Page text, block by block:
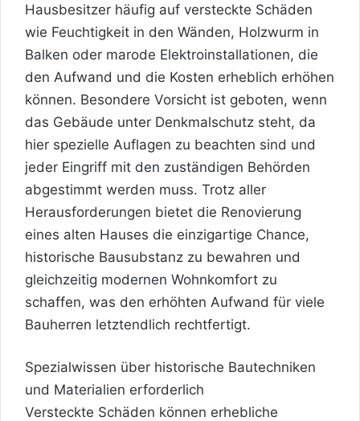
Hausbesitzer häufig auf versteckte Schäden
wie Feuchtigkeit in den Wänden, Holzwurm in
Balken oder marode Elektroinstallationen, die
den Aufwand und die Kosten erheblich erhöhen
können. Besondere Vorsicht ist geboten, wenn
das Gebäude unter Denkmalschutz steht, da
hier spezielle Auflagen zu beachten sind und
jeder Eingriff mit den zuständigen Behörden
abgestimmt werden muss. Trotz aller
Herausforderungen bietet die Renovierung
eines alten Hauses die einzigartige Chance,
historische Bausubstanz zu bewahren und
gleichzeitig modernen Wohnkomfort zu
schaffen, was den erhöhten Aufwand für viele
Bauherren letztendlich rechtfertigt.
Spezialwissen über historische Bautechniken
und Materialien erforderlich
Versteckte Schäden können erhebliche